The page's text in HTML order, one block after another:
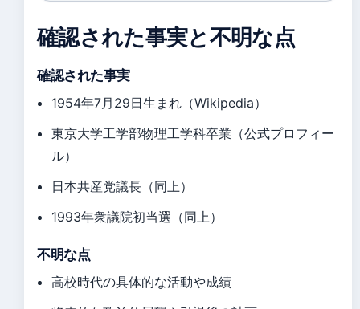
確認された事実と不明な点
確認された事実
1954年7月29日生まれ（Wikipedia）
東京大学工学部物理工学科卒業（公式プロフィー
ル）
日本共産党議長（同上）
1993年衆議院初当選（同上）
不明な点
高校時代の具体的な活動や成績